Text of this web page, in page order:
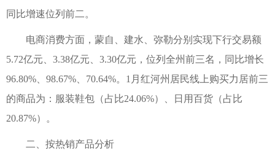
同比增速位列前二。
电商消费方面，蒙自、建水、弥勒分别实现下行交易额
5.72亿元、3.38亿元、3.30亿元，位列全州前三名，同比增长
96.80%、98.67%、70.64%。1月红河州居民线上购买力居前三
的商品为：服装鞋包（占比24.06%）、日用百货（占比
20.87%）。
二、按热销产品分析